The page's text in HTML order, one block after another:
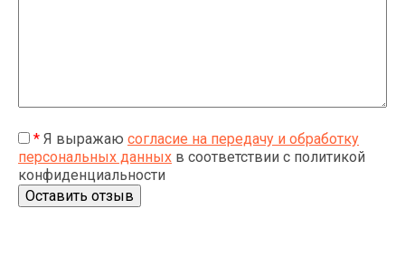
* Я выражаю согласие на передачу и обработку
персональных данных в соответствии с политикой
конфиденциальности